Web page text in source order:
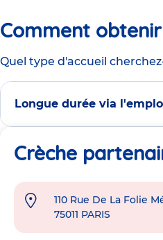
Comment
Quel type d'accueil
Longue durée via
Crèche
Adresse
110 Rue De La Folie
75011 PARIS